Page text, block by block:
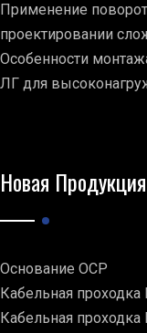
Применение
проектировании
Особенности
ЛГ для
Новая Продукция
Основание ОСР
Кабельная
Кабельная